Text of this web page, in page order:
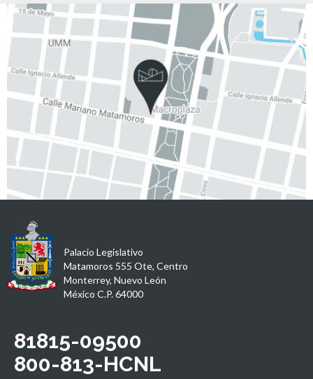
Palacio Legislativo
Matamoros 555 Ote, Centro
Monterrey, Nuevo León
México C.P. 64000
81815-09500
800-813-HCNL